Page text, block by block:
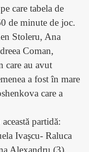
care tabela de
de minute de joc.
Stoleru, Ana
Coman,
care au avut
a fost în mare
care a
partidă:
Ivaşcu- Raluca
Alexandru (3),